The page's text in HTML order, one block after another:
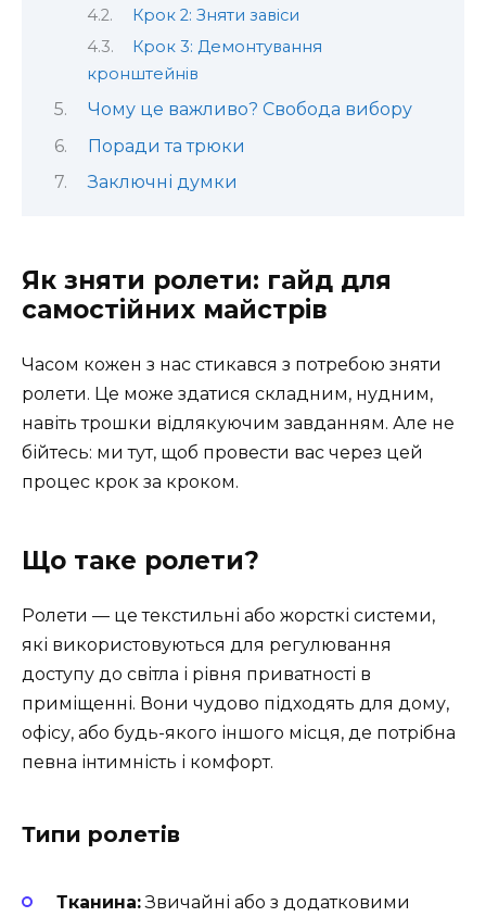
Крок 2: Зняти завіси
Крок 3: Демонтування
кронштейнів
Чому це важливо? Свобода вибору
Поради та трюки
Заключні думки
Як зняти ролети: гайд для
самостійних майстрів
Часом кожен з нас стикався з потребою зняти
ролети. Це може здатися складним, нудним,
навіть трошки відлякуючим завданням. Але не
бійтесь: ми тут, щоб провести вас через цей
процес крок за кроком.
Що таке ролети?
Ролети — це текстильні або жорсткі системи,
які використовуються для регулювання
доступу до світла і рівня приватності в
приміщенні. Вони чудово підходять для дому,
офісу, або будь-якого іншого місця, де потрібна
певна інтимність і комфорт.
Типи ролетів
Тканина:Звичайні або з додатковими